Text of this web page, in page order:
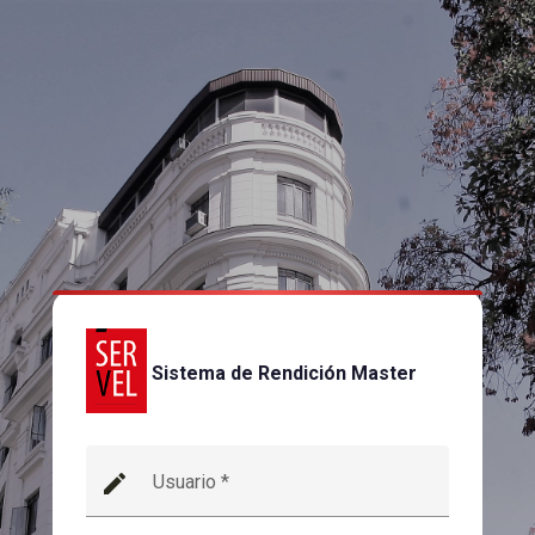
Sistema de Rendición Master
mode_edit Usuario *